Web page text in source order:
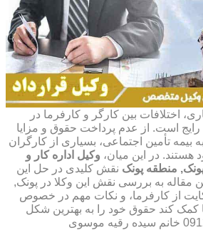
اختلافات بین کارگر و کارفرما در
است. از عدم پرداخت حقوق و مزایا
بیمه تأمین اجتماعی، بسیاری از کارگران
هستند. در این میان، وکیل اداره کار و
منطقه پونک نقش کلیدی در حل این
مقاله به بررسی نقش این وکلا در پونک,
از کارفرما، و نکات مهم در خصوص
کمک کند حقوق خود را به بهترین شکل